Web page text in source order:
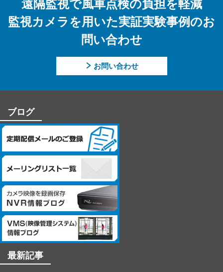
的】に記載した業務ができない場合があります。
【個人情報に関するお問合せ先】
「開示等のご請求」「苦情・お問合せ」「個人情報保護方針」
に関するお問合せは下記の窓口にお願いします。
－個人情報に関するお問合せ先－
株式会社システム・ケイ 「個人情報窓口」
TEL：011-299-4416
個人情報保護管理者：管理本部 駒場 諭
遠隔監視で風車点検の負担を軽減
監視カメラを用いた実証実験事例のお
問い合わせ
お問い合わせ
ブログ
最新記事